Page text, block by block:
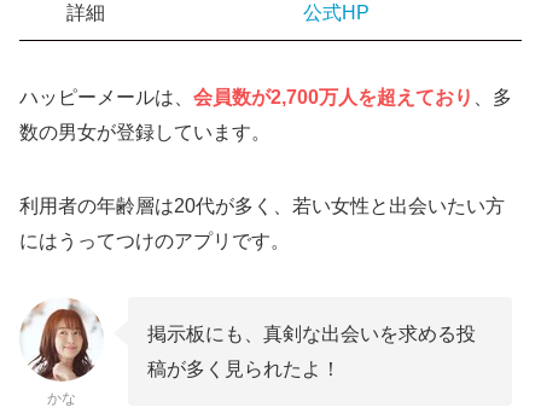
詳細 公式HP
ハッピーメールは、 会員数が2,700万人を超えており
、多
数の男女が登録しています。
利用者の年齢層は20代が多く、若い女性と出会いたい方
にはうってつけのアプリです。
かな
掲示板にも、真剣な出会いを求める投
稿が多く見られたよ！